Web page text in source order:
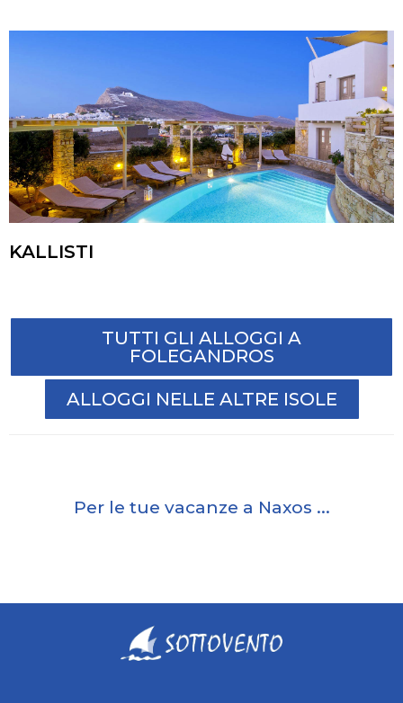
KALLISTI
TUTTI GLI ALLOGGI A
FOLEGANDROS
ALLOGGI NELLE ALTRE ISOLE
Per le tue vacanze a Naxos ...